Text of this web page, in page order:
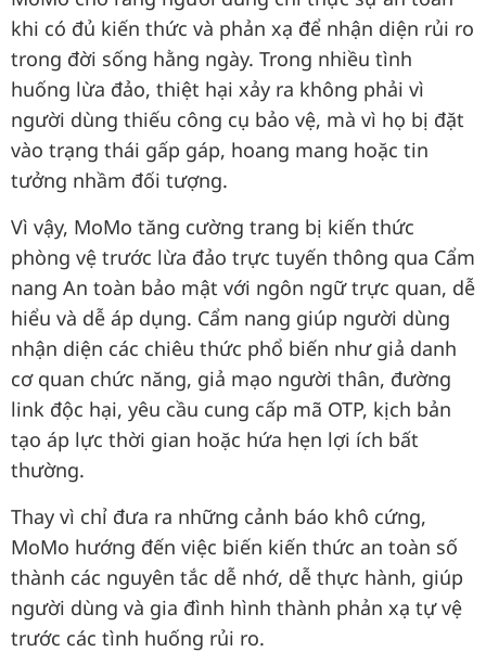
khi có đủ kiến thức và phản xạ để nhận diện rủi ro
trong đời sống hằng ngày. Trong nhiều tình
huống lừa đảo, thiệt hại xảy ra không phải vì
người dùng thiếu công cụ bảo vệ, mà vì họ bị đặt
vào trạng thái gấp gáp, hoang mang hoặc tin
tưởng nhầm đối tượng.
Vì vậy, MoMo tăng cường trang bị kiến thức
phòng vệ trước lừa đảo trực tuyến thông qua Cẩm
nang An toàn bảo mật với ngôn ngữ trực quan, dễ
hiểu và dễ áp dụng. Cẩm nang giúp người dùng
nhận diện các chiêu thức phổ biến như giả danh
cơ quan chức năng, giả mạo người thân, đường
link độc hại, yêu cầu cung cấp mã OTP, kịch bản
tạo áp lực thời gian hoặc hứa hẹn lợi ích bất
thường.
Thay vì chỉ đưa ra những cảnh báo khô cứng,
MoMo hướng đến việc biến kiến thức an toàn số
thành các nguyên tắc dễ nhớ, dễ thực hành, giúp
người dùng và gia đình hình thành phản xạ tự vệ
trước các tình huống rủi ro.